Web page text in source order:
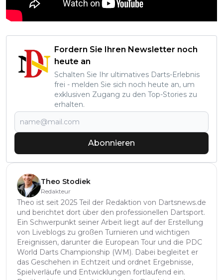
Fordern Sie Ihren Newsletter noch
heute an
Schalten Sie Ihr ultimatives Darts-Erlebnis
frei - melden Sie sich noch heute an, um
exklusiven Zugang zu den Top-Stories zu
erhalten.
Abonnieren
Theo Stodiek
Redakteur
Theo ist seit 2025 Teil der Redaktion von Dartsnews.de
und berichtet dort über den professionellen Dartsport.
Ein Schwerpunkt seiner Arbeit liegt auf der Erstellung
von Liveblogs zu großen Turnieren und wichtigen
Ereignissen, darunter die European Tour und die PDC
World Darts Championship (WM). Dabei begleitet er
das Geschehen in Echtzeit und ordnet Ergebnisse,
Spielverläufe und Entwicklungen fortlaufend ein.